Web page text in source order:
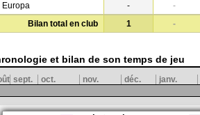
Europa
- -
Bilan total en club
1 -
et bilan de son temps de jeu
sept. oct. nov. déc. janv.